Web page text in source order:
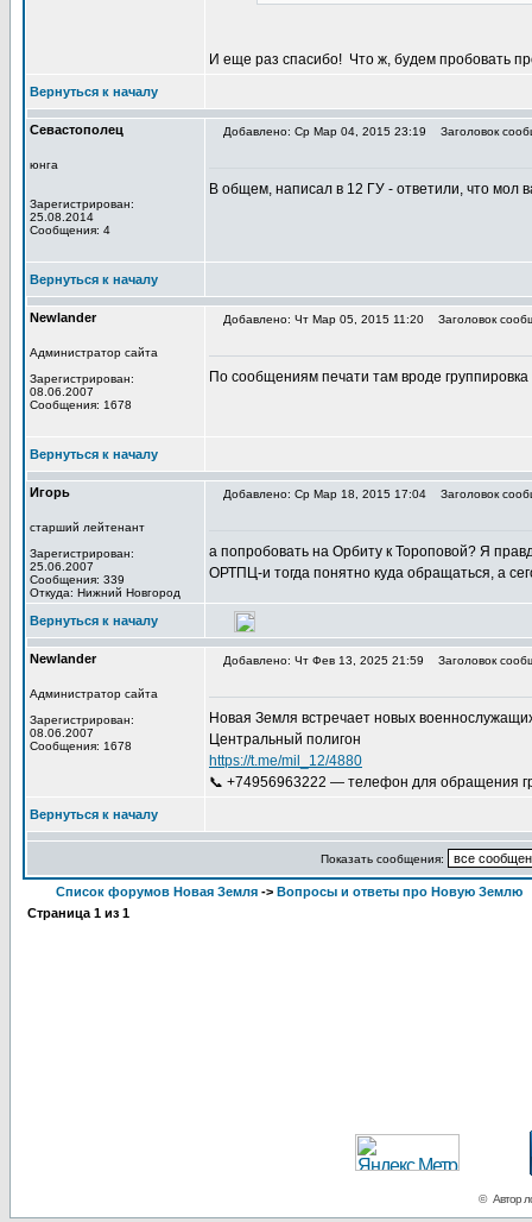
И еще раз спасибо! Что ж, будем пробовать
Вернуться к началу
Севастополец
юнга
Зарегистрирован:
25.08.2014
Сообщения: 4
Добавлено: Ср Мар 04, 2015 23:19 Заголовок
В общем, написал в 12 ГУ - ответили, что мол
Вернуться к началу
Newlander
Администратор сайта
Зарегистрирован:
08.06.2007
Сообщения: 1678
Добавлено: Чт Мар 05, 2015 11:20 Заголовок
По сообщениям печати там вроде
Вернуться к началу
Игорь
старший лейтенант
Зарегистрирован:
25.06.2007
Сообщения: 339
Откуда: Нижний Новгород
Добавлено: Ср Мар 18, 2015 17:04 Заголовок
а попробовать на Орбиту к Тороповой? Я
ОРТПЦ-и тогда понятно куда обращаться, а
Вернуться к началу
Newlander
Администратор сайта
Зарегистрирован:
08.06.2007
Сообщения: 1678
Добавлено: Чт Фев 13, 2025 21:59 Заголовок
Новая Земля встречает новых
Центральный полигон
https://t.me/mil_12/4880
📞 +74956963222 — телефон для обращения
Вернуться к началу
Показать сообщения:
Список форумов Новая Земля -> Вопросы и ответы про Новую Землю
Страница 1 из 1
© Автор